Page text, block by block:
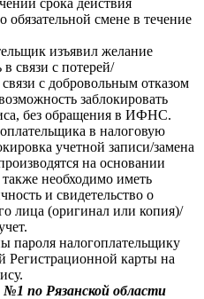
обязательной смене в течение
изъявил желание
связи с потерей/
с добровольным отказом
заблокировать
без обращения в ИФНС.
в налоговую
учетной записи/замена
на основании
необходимо иметь
и свидетельство о
лица (оригинал или копия)/
пароля налогоплательщику
Регистрационной карты на
по Рязанской области